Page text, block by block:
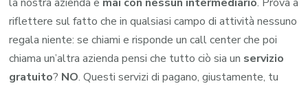
riflettere sul fatto che in qualsiasi campo di attività nessuno
regala niente: se chiami e risponde un call center che poi
chiama un’altra azienda pensi che tutto ciò sia un servizio
gratuito? NO. Questi servizi di pagano, giustamente, tu